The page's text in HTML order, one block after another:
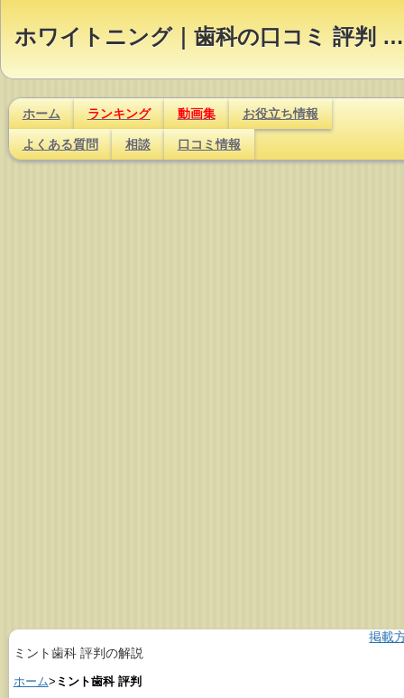
ホワイトニング｜歯科の口コミ 評判 ランキング【Dr.NAVI】
ホーム ランキング 動画集 お役立ち情報
よくある質問 相談 口コミ情報
掲載
ミント歯科 評判の解説
ホーム> ミント歯科 評判